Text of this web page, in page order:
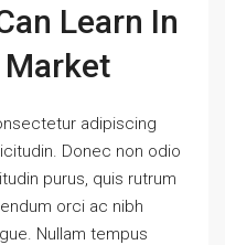
Learn In
Market
adipiscing
Donec non odio
purus, quis rutrum
orci ac nibh
Nullam tempus